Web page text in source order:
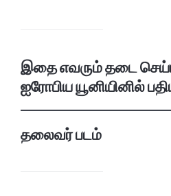
இதை எவரும் தடை செய்ய
ஐரோபிய யூனியினில்
தலைவர் படம்